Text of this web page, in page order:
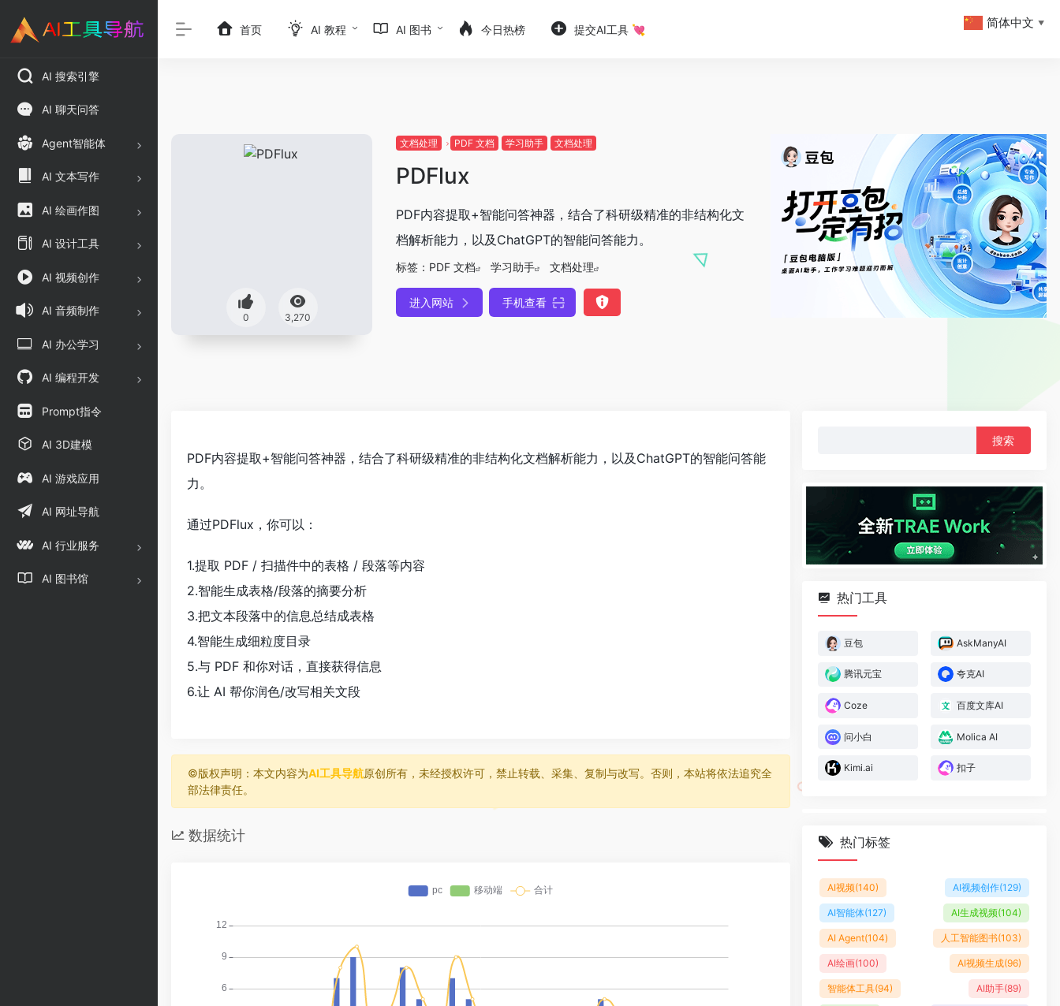
AI 搜索引擎
AI 聊天问答
Agent智能体
AI 文本写作
AI 绘画作图
AI 设计工具
AI 视频创作
AI 音频制作
AI 办公学习
AI 编程开发
Prompt指令
AI 3D建模
AI 游戏应用
AI 网址导航
AI 行业服务
AI 图书馆
首页 AI 教程 AI 图书 今日热榜 提交AI工具 💘
0 3,270
文档处理 PDF 文档 学习助手 文档处理
PDFlux
PDF内容提取+智能问答神器，结合了科研级精准的非结构化文
档解析能力，以及ChatGPT的智能问答能力。
标签： PDF 文档 学习助手 文档处理
进入网站 手机查看
PDF内容提取+智能问答神器，结合了科研级精准的非结构化文档解析能力，以及ChatGPT的智能问答能
力。
通过PDFlux，你可以：
1.提取 PDF / 扫描件中的表格 / 段落等内容
2.智能生成表格/段落的摘要分析
3.把文本段落中的信息总结成表格
4.智能生成细粒度目录
5.与 PDF 和你对话，直接获得信息
6.让 AI 帮你润色/改写相关文段
©️版权声明：本文内容为AI工具导航原创所有，未经授权许可，禁止转载、采集、复制与改写。否则，本站将依法追究全
部法律责任。
数据统计
热门工具
豆包 AskManyAI
腾讯元宝 夸克AI
Coze 百度文库AI
问小白 Molica AI
Kimi.ai 扣子
热门标签
AI视频(140) AI视频创作(129)
AI智能体(127) AI生成视频(104)
AI Agent(104) 人工智能图书(103)
AI绘画(100) AI视频生成(96)
智能体工具(94) AI助手(89)
简体中文 ▼